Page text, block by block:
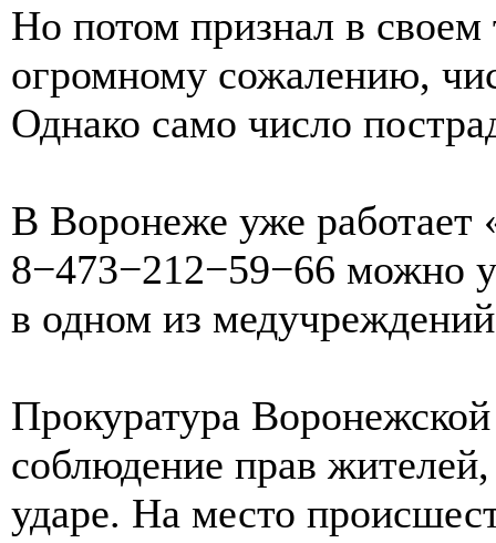
Но потом признал в
огромному сожалению,
Однако само число
В Воронеже уже работает
8−473−212−59−66 можно
в одном из
Прокуратура
соблюдение прав
ударе. На место